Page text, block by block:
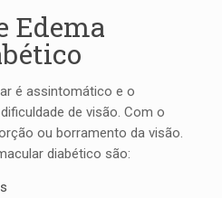
Edema
é assintomático e o
de visão. Com o
ou borramento da visão.
diabético são: